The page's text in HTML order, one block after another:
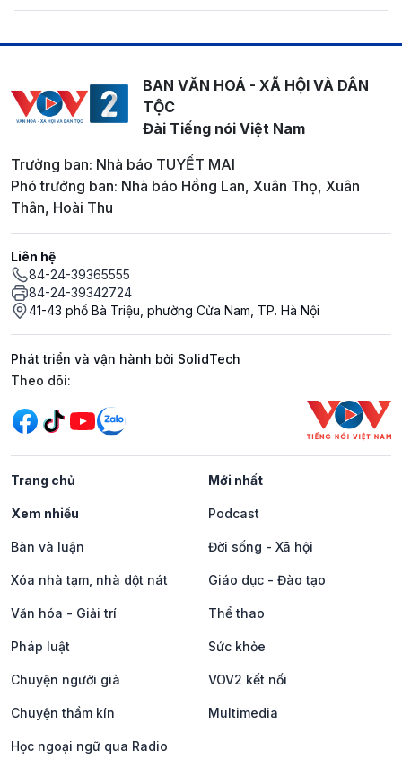
BAN VĂN HOÁ - XÃ HỘI VÀ DÂN
TỘC
Đài Tiếng nói Việt Nam
Trưởng ban: Nhà báo TUYẾT MAI
Phó trưởng ban: Nhà báo Hồng Lan, Xuân Thọ, Xuân
Thân, Hoài Thu
Liên hệ
84-24-39365555
84-24-39342724
41-43 phố Bà Triệu, phường Cửa Nam, TP. Hà Nội
Phát triển và vận hành bởi SolidTech
Mạng xã hội
Theo dõi:
Trang chủ Mới nhất
Xem nhiều Podcast
Bàn và luận Đời sống - Xã hội
Xóa nhà tạm, nhà dột nát Giáo dục - Đào tạo
Văn hóa - Giải trí Thể thao
Pháp luật Sức khỏe
Chuyện người già VOV2 kết nối
Chuyện thầm kín Multimedia
Học ngoại ngữ qua Radio